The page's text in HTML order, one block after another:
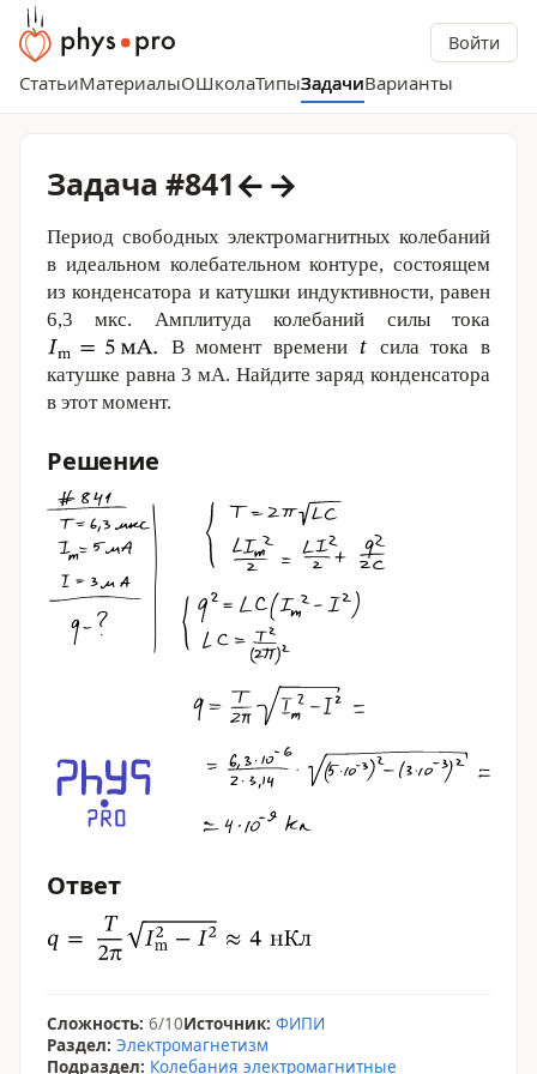
Войти
СтатьиМатериалыОШколаТипыЗадачиВарианты
Задача #841←→
Период свободных электромагнитных колебаний
в идеальном колебательном контуре, состоящем
из конденсатора и катушки индуктивности, равен
6,3 мкс. Амплитуда колебаний силы тока
В момент времени
сила тока в
катушке равна3 мА. Найдите заряд конденсатора
в этот момент.
Решение
Ответ
Сложность: 6/10Источник: ФИПИ
Раздел: Электромагнетизм
Подраздел: Колебания электромагнитные